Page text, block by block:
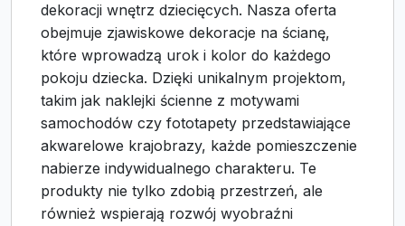
dekoracji wnętrz dziecięcych. Nasza oferta
obejmuje zjawiskowe dekoracje na ścianę,
które wprowadzą urok i kolor do każdego
pokoju dziecka. Dzięki unikalnym projektom,
takim jak naklejki ścienne z motywami
samochodów czy fototapety przedstawiające
akwarelowe krajobrazy, każde pomieszczenie
nabierze indywidualnego charakteru. Te
produkty nie tylko zdobią przestrzeń, ale
również wspierają rozwój wyobraźni